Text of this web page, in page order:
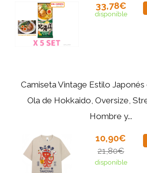
33,78€
disponible
Camiseta Vintage Estilo
Ola de Hokkaido, Oversize,
Hombre y...
10,90€
21,80€
disponible